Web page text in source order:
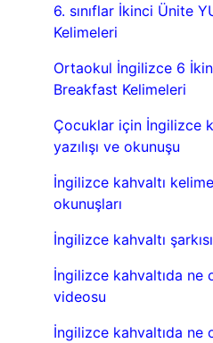
6. sınıflar İkinci Ünite
Kelimeleri
Ortaokul İngilizce 6
Breakfast Kelimeleri
Çocuklar için İngilizce
yazılışı ve okunuşu
İngilizce kahvaltı
okunuşları
İngilizce kahvaltı şarkısı
İngilizce kahvaltıda ne
videosu
İngilizce kahvaltıda ne